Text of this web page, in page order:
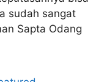
sudah sangat
Sapta Odang